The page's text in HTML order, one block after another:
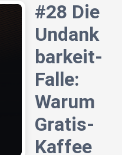
#28 Die
Undank
barkeit-
Falle:
Warum
Gratis-
Kaffee